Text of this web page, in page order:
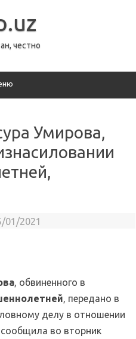
честно
Умирова,
01/2021
, обвиненного в
, передано в
делу в отношении
во вторник